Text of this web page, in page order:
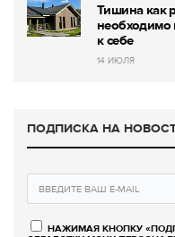
Тишина как
необходимо
к себе
14 ИЮЛЯ
ПОДПИСКА НА
НАЖИМАЯ КНОПКУ